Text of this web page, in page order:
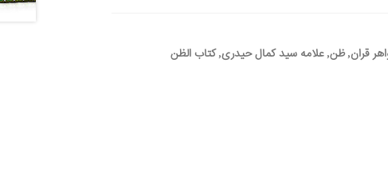
قران, ظن, علامه سید کمال حیدری,کتاب الظن